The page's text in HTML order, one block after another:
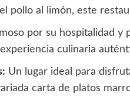
pollo al limón, este
por su hospitalidad y
culinaria
Un lugar ideal para
carta de platos